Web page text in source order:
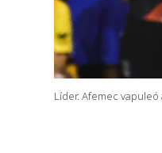
Líder. Afemec